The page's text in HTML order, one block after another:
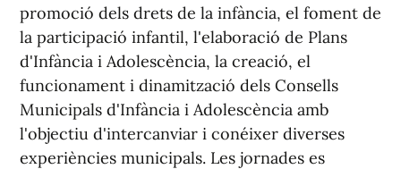
promoció dels drets de la infància, el foment de
la participació infantil, l'elaboració de Plans
d'Infància i Adolescència, la creació, el
funcionament i dinamització dels Consells
Municipals d'Infància i Adolescència amb
l'objectiu d'intercanviar i conéixer diverses
experiències municipals. Les jornades es